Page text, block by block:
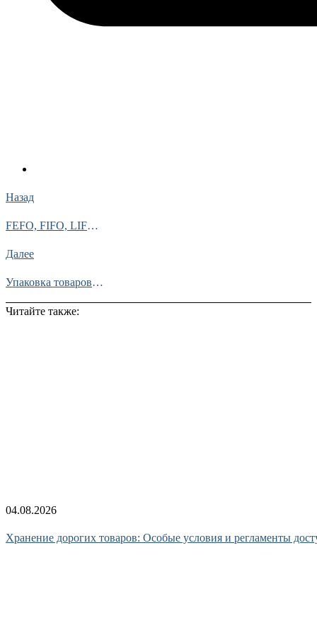
Назад
FEFO, FIFO, LIFO – что это такое в логистике
Далее
Упаковка товаров для маркетплейса Озон
Читайте также:
04.08.2026
Хранение дорогих товаров: Особые условия и регламенты